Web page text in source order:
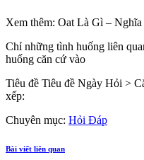
Xem thêm: Oat Là Gì –
Chỉ những tình huống liên
huống căn cứ vào
Tiêu đề Tiêu đề Ngày Hỏi >
xếp:
Chuyên mục: Hỏi Đáp
Bài viết liên quan